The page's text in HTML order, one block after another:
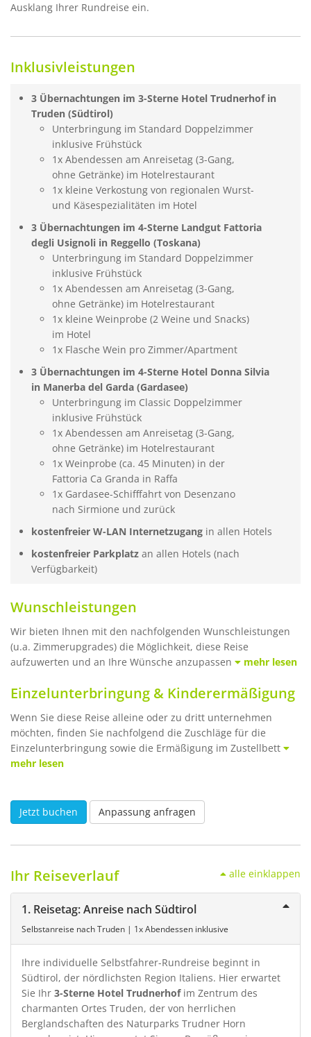
Ausklang Ihrer Rundreise ein.
Inklusivleistungen
3 Übernachtungen im 3-Sterne Hotel Trudnerhof in
Truden (Südtirol)
Unterbringung im Standard Doppelzimmer
inklusive Frühstück
1x Abendessen am Anreisetag (3-Gang,
ohne Getränke) im Hotelrestaurant
1x kleine Verkostung von regionalen Wurst-
und Käsespezialitäten im Hotel
3 Übernachtungen im 4-Sterne Landgut Fattoria
degli Usignoli in Reggello (Toskana)
Unterbringung im Standard Doppelzimmer
inklusive Frühstück
1x Abendessen am Anreisetag (3-Gang,
ohne Getränke) im Hotelrestaurant
1x kleine Weinprobe (2 Weine und Snacks)
im Hotel
1x Flasche Wein pro Zimmer/Apartment
3 Übernachtungen im 4-Sterne Hotel Donna Silvia
in Manerba del Garda (Gardasee)
Unterbringung im Classic Doppelzimmer
inklusive Frühstück
1x Abendessen am Anreisetag (3-Gang,
ohne Getränke) im Hotelrestaurant
1x Weinprobe (ca. 45 Minuten) in der
Fattoria Ca Granda in Raffa
1x Gardasee-Schifffahrt von Desenzano
nach Sirmione und zurück
kostenfreier W-LAN Internetzugang in allen Hotels
kostenfreier Parkplatz an allen Hotels (nach
Verfügbarkeit)
Wunschleistungen
Wir bieten Ihnen mit den nachfolgenden Wunschleistungen
(u.a. Zimmerupgrades) die Möglichkeit, diese Reise
aufzuwerten und an Ihre Wünsche anzupassen
mehr lesen
Einzelunterbringung & Kinderermäßigung
Wenn Sie diese Reise alleine oder zu dritt unternehmen
möchten, finden Sie nachfolgend die Zuschläge für die
Einzelunterbringung sowie die Ermäßigung im Zustellbett
mehr lesen
Jetzt buchen Anpassung anfragen
alle einklappen
Ihr Reiseverlauf
1. Reisetag: Anreise nach Südtirol
Selbstanreise nach Truden | 1x Abendessen inklusive
Ihre individuelle Selbstfahrer-Rundreise beginnt in
Südtirol, der nördlichsten Region Italiens. Hier erwartet
Sie Ihr 3-Sterne Hotel Trudnerhofim Zentrum des
charmanten Ortes Truden, der von herrlichen
Berglandschaften des Naturparks Trudner Horn